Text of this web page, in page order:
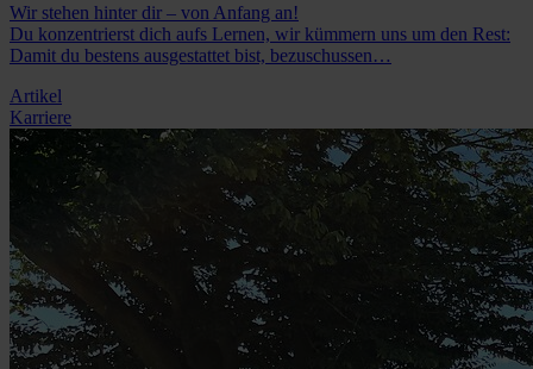
Wir stehen hinter dir – von Anfang an!
Du konzentrierst dich aufs Lernen, wir kümmern uns um den Rest:
Damit du bestens ausgestattet bist, bezuschussen…
Artikel
Karriere